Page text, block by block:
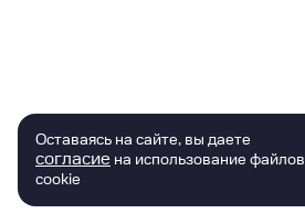
Оставаясь на сайте, вы даете
согласие на использование файлов
cookie